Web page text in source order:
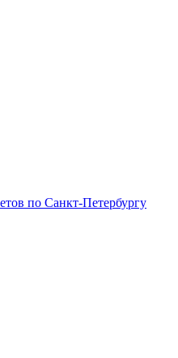
по Санкт-Петербургу